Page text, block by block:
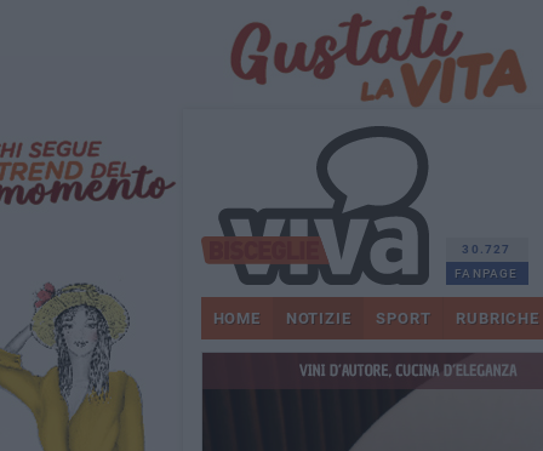
30.727
FANPAGE
HOME NOTIZIE SPORT RUBRICHE